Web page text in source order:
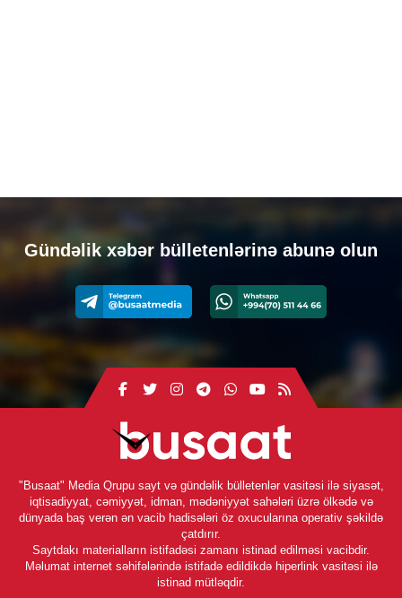
Gündəlik xəbər bülletenlərinə abunə olun
"Busaat" Media Qrupu sayt və gündəlik bülletenlər vasitəsi ilə siyasət,
iqtisadiyyat, cəmiyyət, idman, mədəniyyət sahələri üzrə ölkədə və
dünyada baş verən ən vacib hadisələri öz oxucularına operativ şəkildə
çatdırır.
Saytdakı materialların istifadəsi zamanı istinad edilməsi vacibdir.
Məlumat internet səhifələrində istifadə edildikdə hiperlink vasitəsi ilə
istinad mütləqdir.